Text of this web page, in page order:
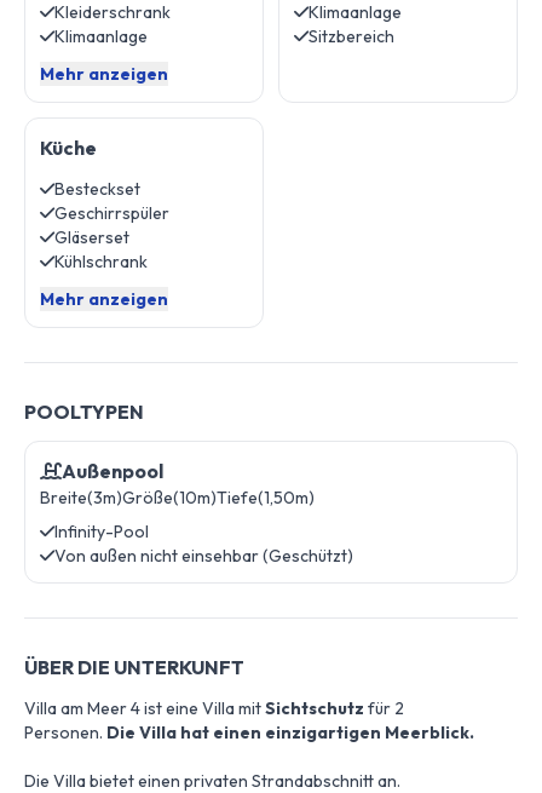
Kleiderschrank
Klimaanlage
Mehr anzeigen
Klimaanlage
Sitzbereich
Küche
Besteckset
Geschirrspüler
Gläserset
Kühlschrank
Mehr anzeigen
POOLTYPEN
Außenpool
Breite(3m)Größe(10m)Tiefe(1,50m)
Infinity-Pool
Von außen nicht einsehbar (Geschützt)
ÜBER DIE UNTERKUNFT
Villa am Meer 4 ist eine Villa mitSichtschutz für 2
Personen. Die Villa hat einen einzigartigen Meerblick.
Die Villa bietet einen privaten Strandabschnitt an.